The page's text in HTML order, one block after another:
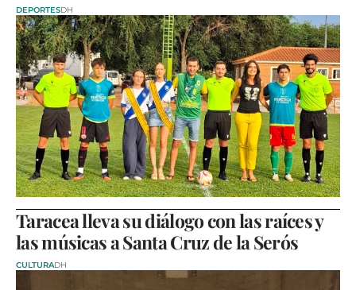
DEPORTESDH
Taracea lleva su diálogo con las raíces y
las músicas a Santa Cruz de la Serós
CULTURADH